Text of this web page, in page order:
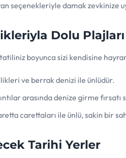
seçenekleriyle damak zevkinize
Dolu Plajları
boyunca sizi kendisine
ve berrak denizi ile ünlüdür.
arasında denize girme fırsatı
carettaları ile ünlü, sakin bir
Tarihi Yerler